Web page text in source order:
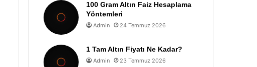
100 Gram Altın Faiz Hesaplama
Yöntemleri
Admin 24 Temmuz 2026
1 Tam Altın Fiyatı Ne Kadar?
Admin 23 Temmuz 2026